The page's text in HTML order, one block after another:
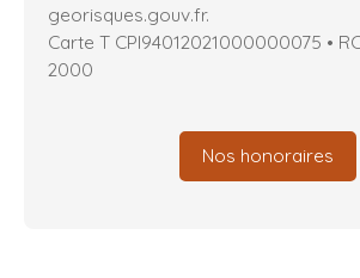
georisques.gouv.fr.
Carte T CPI94012021000000075 •
2000
Nos honoraires